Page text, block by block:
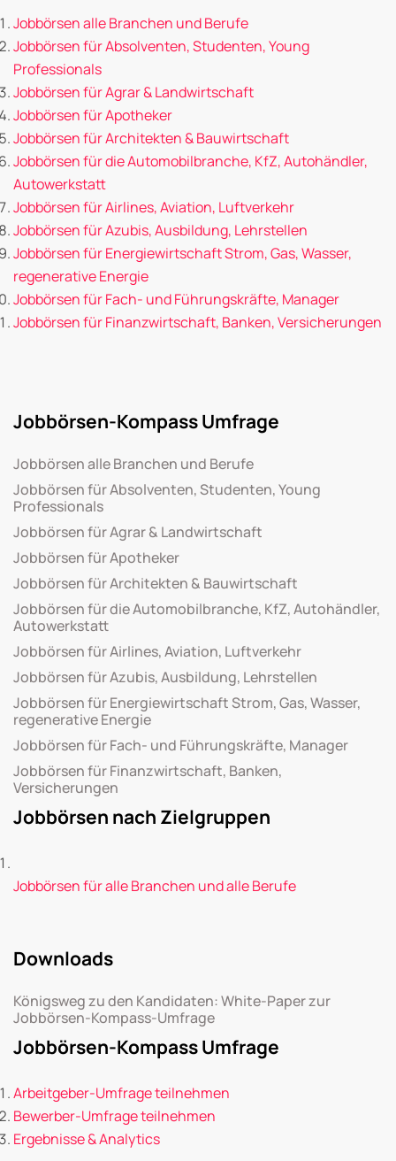
Jobbörsen alle Branchen und Berufe
Jobbörsen für Absolventen, Studenten, Young
Professionals
Jobbörsen für Agrar & Landwirtschaft
Jobbörsen für Apotheker
Jobbörsen für Architekten & Bauwirtschaft
Jobbörsen für die Automobilbranche, KfZ, Autohändler,
Autowerkstatt
Jobbörsen für Airlines, Aviation, Luftverkehr
Jobbörsen für Azubis, Ausbildung, Lehrstellen
Jobbörsen für Energiewirtschaft Strom, Gas, Wasser,
regenerative Energie
Jobbörsen für Fach- und Führungskräfte, Manager
Jobbörsen für Finanzwirtschaft, Banken, Versicherungen
Jobbörsen-Kompass Umfrage
Jobbörsen alle Branchen und Berufe
Jobbörsen für Absolventen, Studenten, Young
Professionals
Jobbörsen für Agrar & Landwirtschaft
Jobbörsen für Apotheker
Jobbörsen für Architekten & Bauwirtschaft
Jobbörsen für die Automobilbranche, KfZ, Autohändler,
Autowerkstatt
Jobbörsen für Airlines, Aviation, Luftverkehr
Jobbörsen für Azubis, Ausbildung, Lehrstellen
Jobbörsen für Energiewirtschaft Strom, Gas, Wasser,
regenerative Energie
Jobbörsen für Fach- und Führungskräfte, Manager
Jobbörsen für Finanzwirtschaft, Banken,
Versicherungen
Jobbörsen nach Zielgruppen
Jobbörsen für alle Branchen und alle Berufe
Downloads
Königsweg zu den Kandidaten: White-Paper zur
Jobbörsen-Kompass-Umfrage
Jobbörsen-Kompass Umfrage
Arbeitgeber-Umfrage teilnehmen
Bewerber-Umfrage teilnehmen
Ergebnisse & Analytics